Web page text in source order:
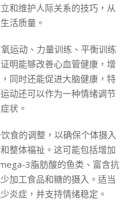
和维护人际关系的技巧，从
活质量。
运动、力量训练、平衡训练
明能够改善心血管健康，增
同时还能促进大脑健康，特
动还可以作为一种情绪调节
状。
食的调整，以确保个体摄入
整体福祉。这可能包括增加
3脂肪酸的鱼类、富含抗
加工食品和糖的摄入。适当
炎症，并支持情绪稳定。